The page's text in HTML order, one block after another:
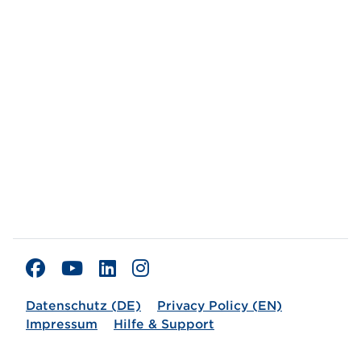
Datenschutz (DE)
Privacy Policy (EN)
Impressum
Hilfe & Support